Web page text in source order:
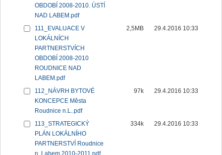
OBDOBÍ 2008-2010. ÚSTÍ
NAD LABEM.pdf
111_EVALUACE V
LOKÁLNÍCH
PARTNERSTVÍCH
OBDOBÍ 2008-2010
ROUDNICE NAD
LABEM.pdf
2,5MB 29.4.2016 10:33
112_NÁVRH BYTOVÉ
KONCEPCE Města
Roudnice n.L..pdf
97k 29.4.2016 10:33
113_STRATEGICKÝ
PLÁN LOKÁLNÍHO
PARTNERSTVÍ Roudnice
334k 29.4.2016 10:33